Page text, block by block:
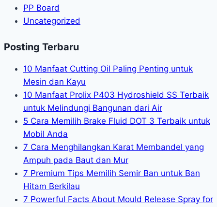
PP Board
Uncategorized
Posting Terbaru
10 Manfaat Cutting Oil Paling Penting untuk
Mesin dan Kayu
10 Manfaat Prolix P403 Hydroshield SS Terbaik
untuk Melindungi Bangunan dari Air
5 Cara Memilih Brake Fluid DOT 3 Terbaik untuk
Mobil Anda
7 Cara Menghilangkan Karat Membandel yang
Ampuh pada Baut dan Mur
7 Premium Tips Memilih Semir Ban untuk Ban
Hitam Berkilau
7 Powerful Facts About Mould Release Spray for